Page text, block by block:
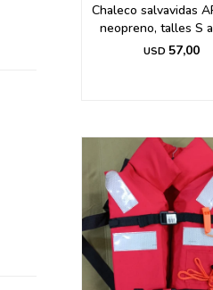
Chaleco salvavidas
neopreno, talles S
USD 57,00